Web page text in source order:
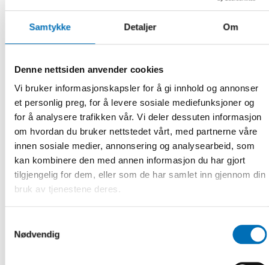
Samtykke Detaljer Om
Denne nettsiden anvender cookies
Vi bruker informasjonskapsler for å gi innhold og annonser
et personlig preg, for å levere sosiale mediefunksjoner og
for å analysere trafikken vår. Vi deler dessuten informasjon
om hvordan du bruker nettstedet vårt, med partnerne våre
innen sosiale medier, annonsering og analysearbeid, som
kan kombinere den med annen informasjon du har gjort
tilgjengelig for dem, eller som de har samlet inn gjennom din
bruk av tjenestene deres.
Nødvendig